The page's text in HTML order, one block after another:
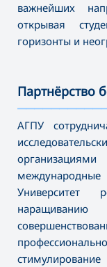
важнейших
открывая
горизонты и
Партнёрство
АГПУ
наращиванию